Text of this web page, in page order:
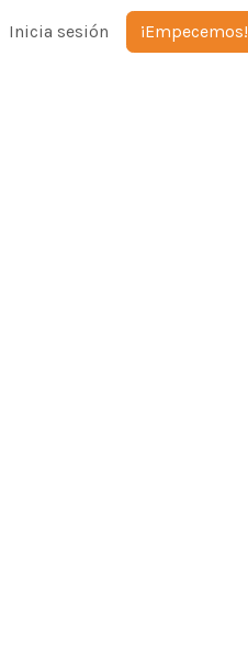
Inicia sesión ¡Empecemos!